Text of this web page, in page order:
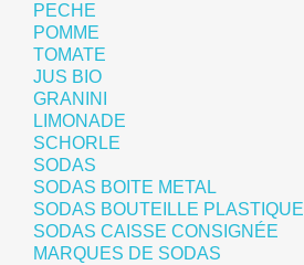
PECHE
POMME
TOMATE
JUS BIO
GRANINI
LIMONADE
SCHORLE
SODAS
SODAS BOITE METAL
SODAS BOUTEILLE PLASTIQUE
SODAS CAISSE CONSIGNÉE
MARQUES DE SODAS